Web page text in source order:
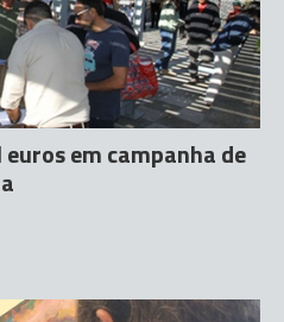
em campanha de